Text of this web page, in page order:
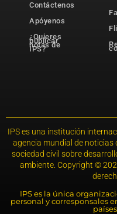
Contáctenos
Apóyenos
¿Quieres
publicar
notas de
IPS?
IPS es una institución
agencia mundial de noticias
sociedad civil sobre
ambiente. Copyright ©
IPS es la única
personal y corresponsales